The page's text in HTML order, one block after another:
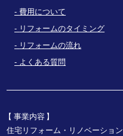
費用について
リフォームのタイミング
リフォームの流れ
よくある質問
事業内容
住宅リフォーム・リノベーション